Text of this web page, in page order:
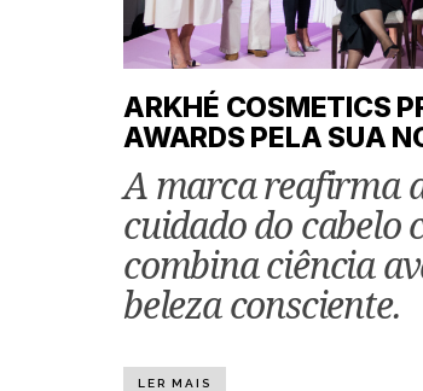
ARKHÉ COSMETICS
AWARDS PELA SUA
A marca reafirma
cuidado do cabelo
combina ciência
beleza consciente.
LER MAIS